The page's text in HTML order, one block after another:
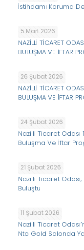
İstihdamı Koruma
5 Mart 2026
NAZİLLİ TİCARET
BULUŞMA VE İFTAR
26 Şubat 2026
NAZİLLİ TİCARET
BULUŞMA VE İFTAR
24 Şubat 2026
Nazilli Ticaret Odası
Buluşma Ve İftar
21 Şubat 2026
Nazilli Ticaret Odası,
Buluştu
11 Şubat 2026
Nazilli Ticaret
Nto Gold Salonda